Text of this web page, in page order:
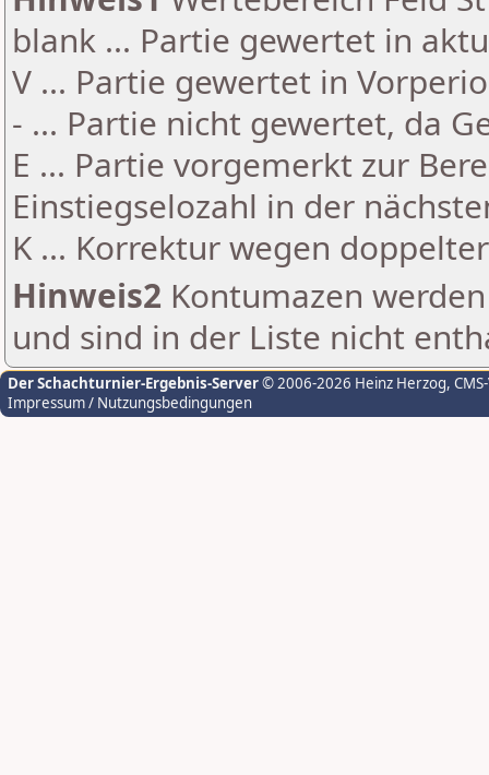
blank ... Partie gewertet in
V ... Partie gewertet in
- ... Partie nicht gewertet, da
E ... Partie vorgemerkt zur
Einstiegselozahl in der
K ... Korrektur wegen
Hinweis2 Kontumazen
und sind in der Liste nicht
Der Schachturnier-Ergebnis-Server© 2006-2026 Heinz Herzog,
Impressum / Nutzungsbedingungen